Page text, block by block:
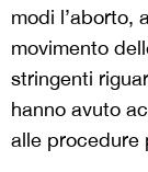
modi l’aborto,
movimento
stringenti
hanno avuto
alle procedure